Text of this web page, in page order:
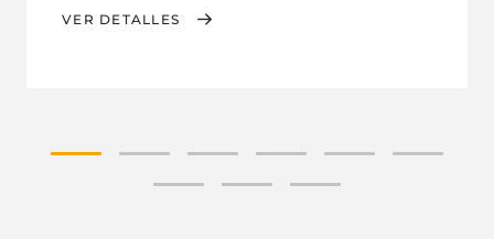
VER DETALLES